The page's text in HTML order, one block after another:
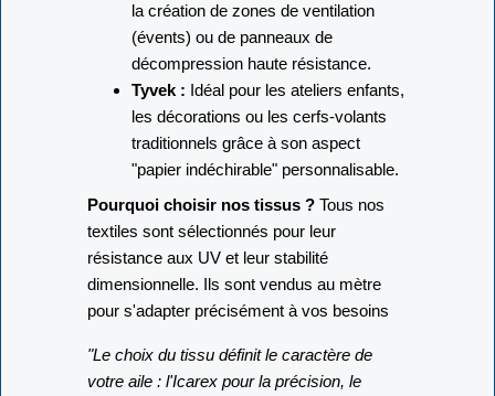
la création de zones de ventilation
(évents) ou de panneaux de
décompression haute résistance.
Tyvek : Idéal pour les ateliers enfants,
les décorations ou les cerfs-volants
traditionnels grâce à son aspect
"papier indéchirable" personnalisable.
Pourquoi choisir nos tissus ? Tous nos
textiles sont sélectionnés pour leur
résistance aux UV et leur stabilité
dimensionnelle. Ils sont vendus au mètre
pour s'adapter précisément à vos besoins
"Le choix du tissu définit le caractère de
votre aile : l'Icarex pour la précision, le